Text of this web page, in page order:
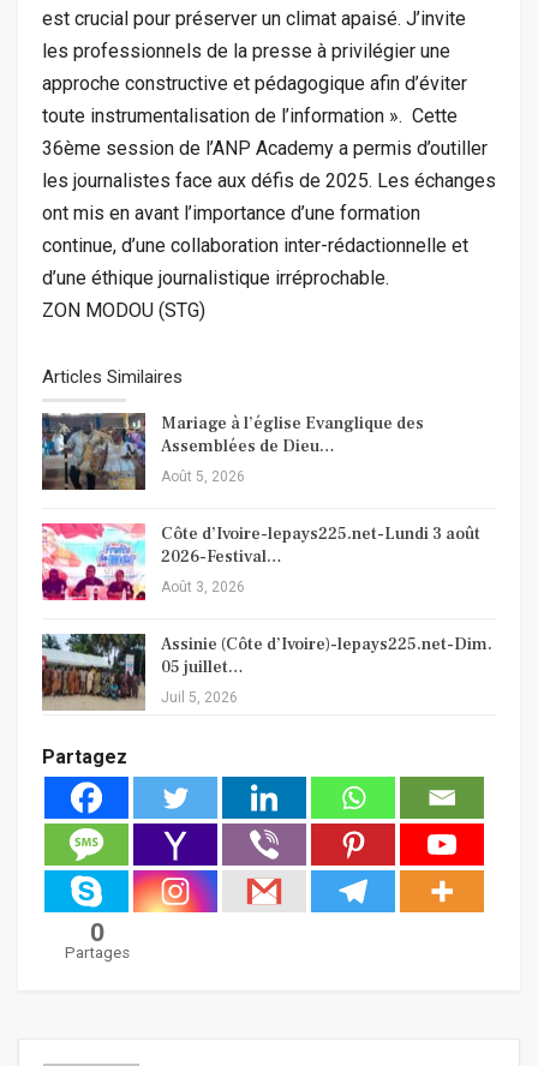
est crucial pour préserver un climat apaisé. J’invite
les professionnels de la presse à privilégier une
approche constructive et pédagogique afin d’éviter
toute instrumentalisation de l’information ». ‎ Cette
36ème session de l’ANP Academy a permis d’outiller
les journalistes face aux défis de 2025. Les échanges
ont mis en avant l’importance d’une formation
continue, d’une collaboration inter-rédactionnelle et
d’une éthique journalistique irréprochable.
ZON MODOU (STG)
Articles Similaires
Mariage à l’église Evanglique des
Assemblées de Dieu…
Août 5, 2026
Côte d’Ivoire-lepays225.net-Lundi 3 août
2026-Festival…
Août 3, 2026
Assinie (Côte d’Ivoire)-lepays225.net-Dim.
05 juillet…
Juil 5, 2026
Partagez
0
Partages